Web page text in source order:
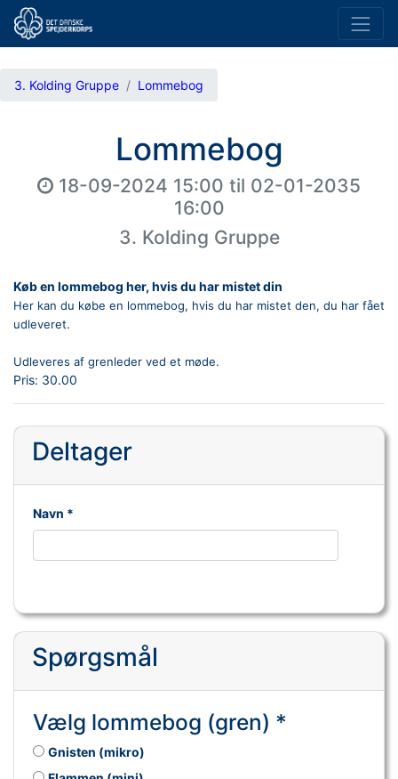
3. Kolding Gruppe Lommebog
Lommebog
18-09-2024 15:00 til 02-01-2035
16:00
3. Kolding Gruppe
Køb en lommebog her, hvis du har mistet din
Her kan du købe en lommebog, hvis du har mistet den, du har fået
udleveret.
Udleveres af grenleder ved et møde.
Pris: 30.00
Deltager
Navn *
Spørgsmål
Vælg lommebog (gren) *
Gnisten (mikro)